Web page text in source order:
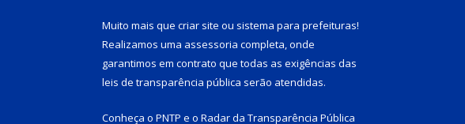
Muito mais que criar site ou sistema para prefeituras!
Realizamos uma assessoria completa, onde
garantimos em contrato que todas as exigências das
leis de transparência pública serão atendidas.
Conheça o PNTP e o Radar da Transparência Pública